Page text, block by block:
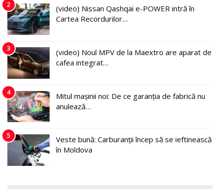
2
(video) Nissan Qashqai e-POWER intră în
Cartea Recordurilor…
3
(video) Noul MPV de la Maextro are aparat de
cafea integrat…
4
Mitul mașinii noi: De ce garanția de fabrică nu
anulează…
5
Veste bună: Carburanții încep să se ieftinească
în Moldova